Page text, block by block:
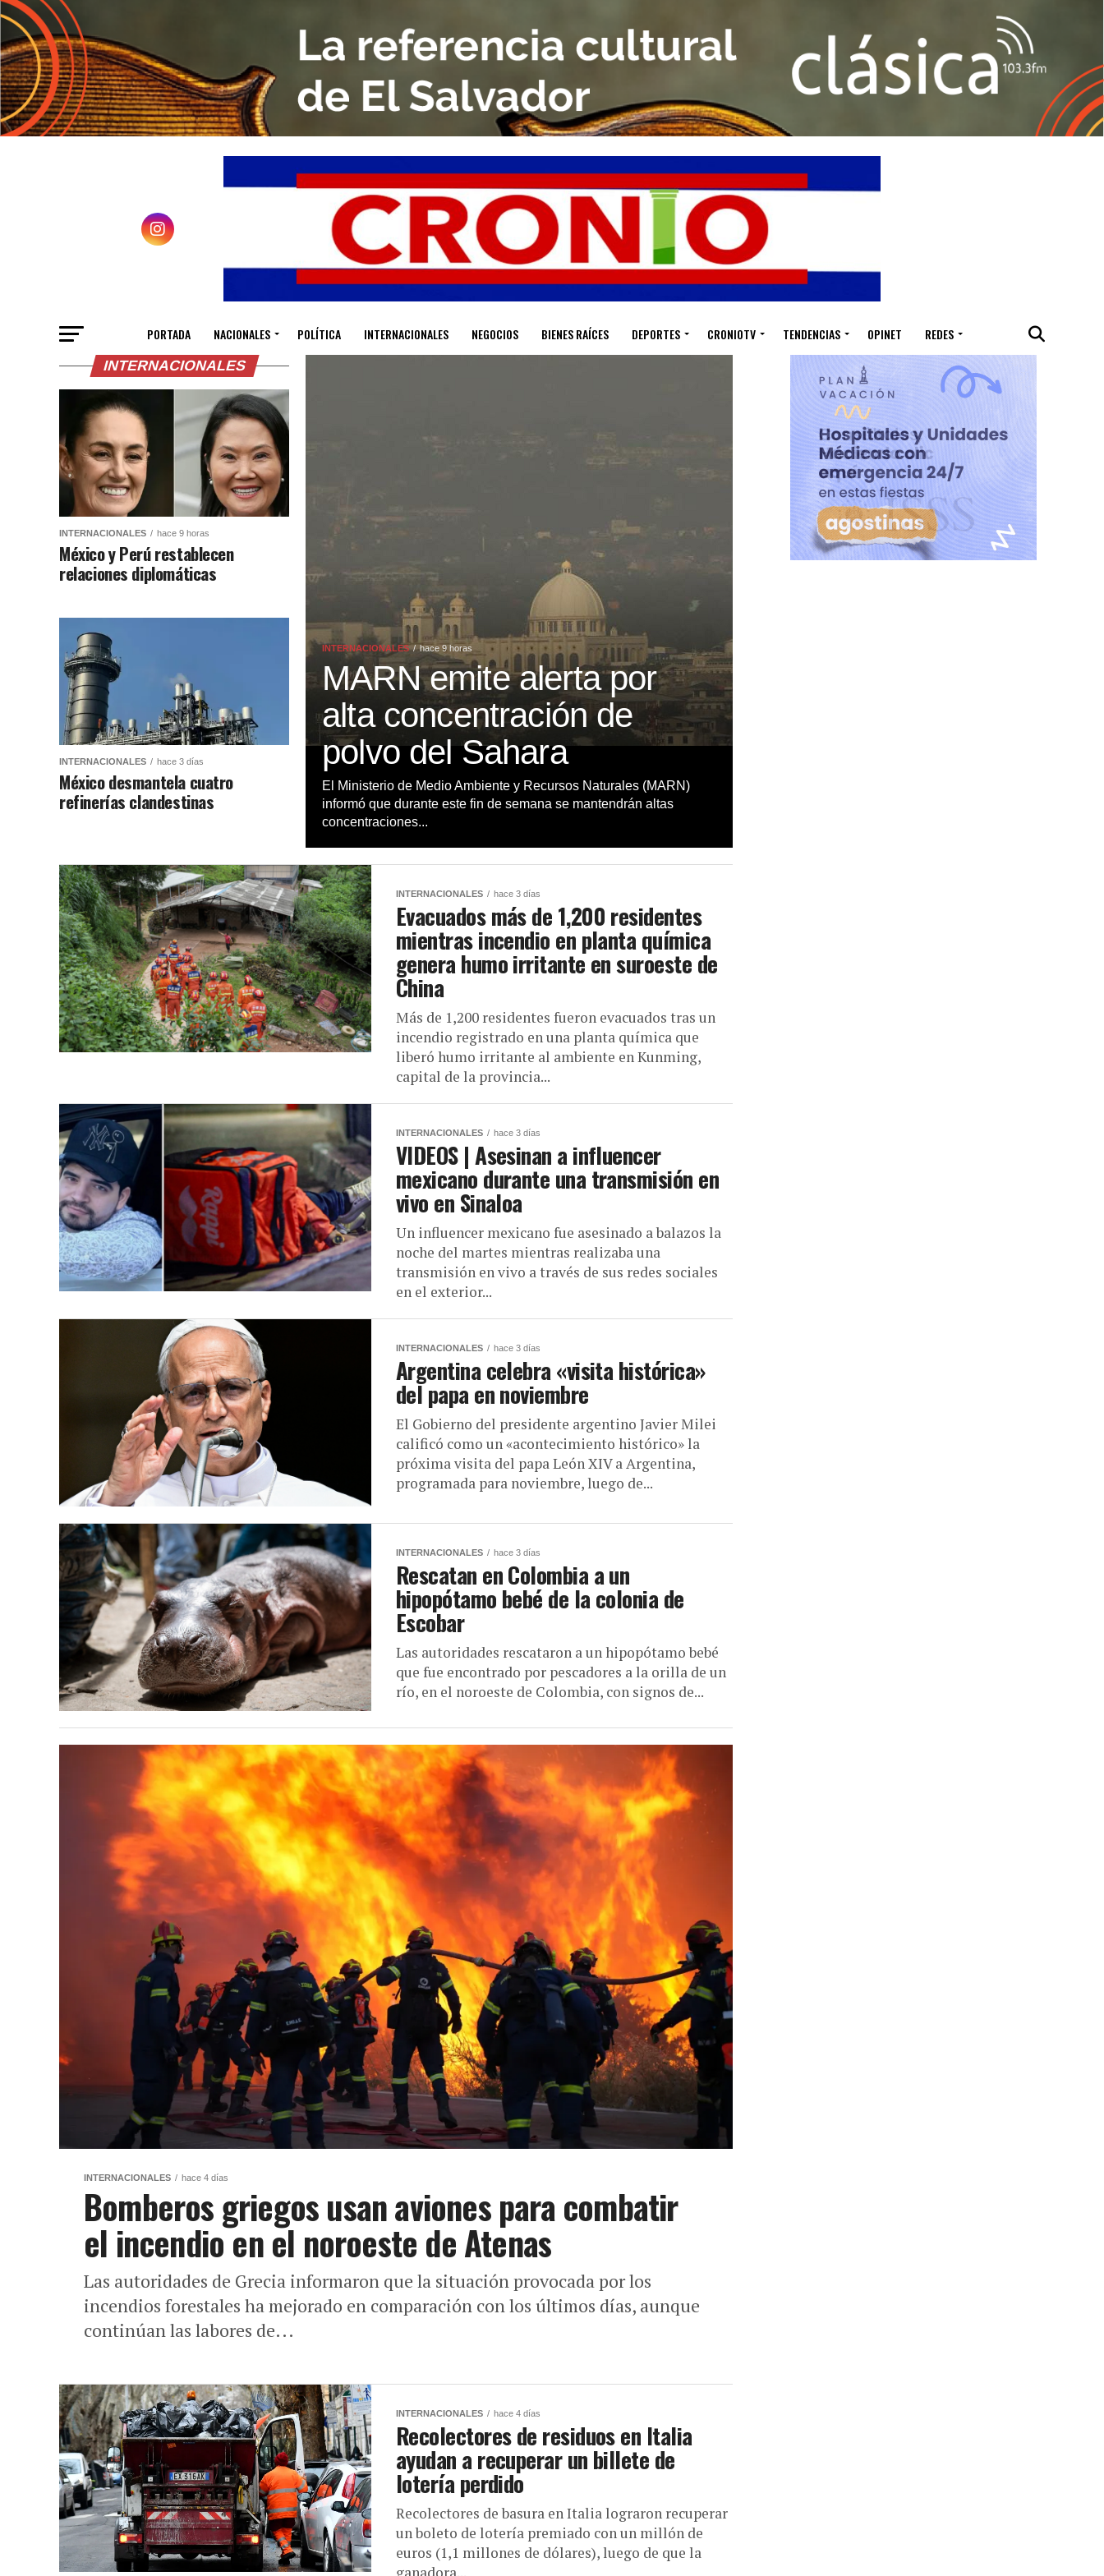
PORTADA NACIONALES POLÍTICA INTERNACIONALES NEGOCIOS BIENES RAÍCES DEPORTES CRONIOTV TENDENCIAS OPINET REDES
INTERNACIONALES hace 9 horas
MARN emite alerta por
alta concentración de
polvo del Sahara
El Ministerio de Medio Ambiente y Recursos Naturales (MARN)
informó que durante este fin de semana se mantendrán altas
concentraciones...
INTERNACIONALES
INTERNACIONALES hace 9 horas
México y Perú restablecen
relaciones diplomáticas
INTERNACIONALES hace 3 días
México desmantela cuatro
refinerías clandestinas
INTERNACIONALES hace 3 días
Evacuados más de 1,200 residentes
mientras incendio en planta química
genera humo irritante en suroeste de
China
Más de 1,200 residentes fueron evacuados tras un
incendio registrado en una planta química que
liberó humo irritante al ambiente en Kunming,
capital de la provincia...
INTERNACIONALES hace 3 días
VIDEOS | Asesinan a influencer
mexicano durante una transmisión en
vivo en Sinaloa
Un influencer mexicano fue asesinado a balazos la
noche del martes mientras realizaba una
transmisión en vivo a través de sus redes sociales
en el exterior...
INTERNACIONALES hace 3 días
Argentina celebra «visita histórica»
del papa en noviembre
El Gobierno del presidente argentino Javier Milei
calificó como un «acontecimiento histórico» la
próxima visita del papa León XIV a Argentina,
programada para noviembre, luego de...
INTERNACIONALES hace 3 días
Rescatan en Colombia a un
hipopótamo bebé de la colonia de
Escobar
Las autoridades rescataron a un hipopótamo bebé
que fue encontrado por pescadores a la orilla de un
río, en el noroeste de Colombia, con signos de...
INTERNACIONALES hace 4 días
Bomberos griegos usan aviones para combatir
el incendio en el noroeste de Atenas
Las autoridades de Grecia informaron que la situación provocada por los
incendios forestales ha mejorado en comparación con los últimos días, aunque
continúan las labores de...
INTERNACIONALES hace 4 días
Recolectores de residuos en Italia
ayudan a recuperar un billete de
lotería perdido
Recolectores de basura en Italia lograron recuperar
un boleto de lotería premiado con un millón de
euros (1,1 millones de dólares), luego de que la